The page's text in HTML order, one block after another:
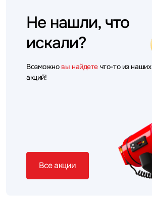
Не нашли, что
искали?
Возможно вы найдете что-то из наших
акций!
Все акции